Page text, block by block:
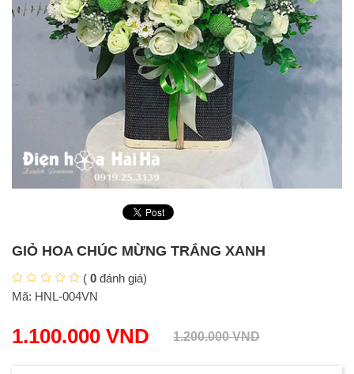
GIỎ HOA CHÚC MỪNG TRẮNG XANH
( 0 đánh giá)
Mã: HNL-004VN
1.200.000VND
1.100.000 VND